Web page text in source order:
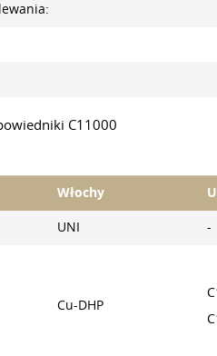
C11000
Włochy
UNI -
Cu-DHP